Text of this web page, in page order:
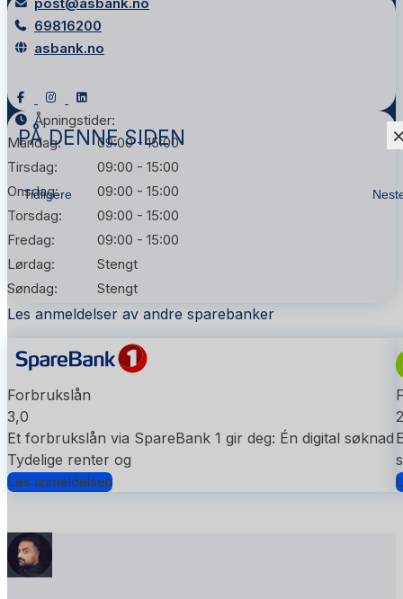
PÅ DENNE SIDEN
Tidligere
69816200
asbank.no
Åpningstider:
Mandag:
09:00 - 15:00
Tirsdag:
09:00 - 15:00
Onsdag:
09:00 - 15:00
Torsdag:
09:00 - 15:00
Fredag:
09:00 - 15:00
Lørdag:
Stengt
Søndag:
Stengt
Les anmeldelser av andre sparebanker
Forbrukslån
3,0
Et forbrukslån via SpareBank 1 gir deg: Én digital søknad
Tydelige renter og
Les anmeldelsen